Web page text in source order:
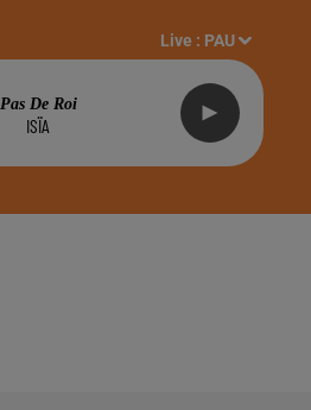
Live : PAU
Pas De Roi
ISÏA